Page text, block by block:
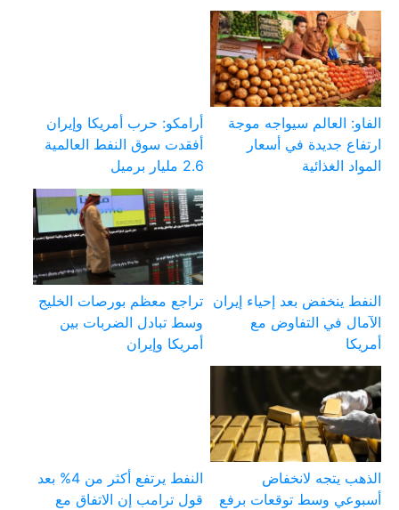
الفاو: العالم سيواجه موجة
ارتفاع جديدة في أسعار
المواد الغذائية
أرامكو: حرب أمريكا وإيران
أفقدت سوق النفط العالمية
2.6 مليار برميل
النفط ينخفض بعد إحياء إيران
الآمال في التفاوض مع
أمريكا
تراجع معظم بورصات الخليج
وسط تبادل الضربات بين
أمريكا وإيران
الذهب يتجه لانخفاض
أسبوعي وسط توقعات برفع
النفط يرتفع أكثر من 4% بعد
قول ترامب إن الاتفاق مع